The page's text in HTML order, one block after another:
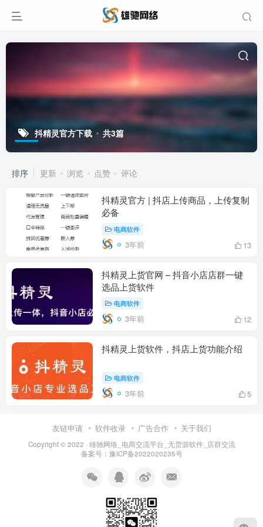
抖精灵官方下载 共3篇
排序 更新 浏览 点赞 评论
抖精灵官方 | 抖店上传商品，上传复制
必备
电商软件
3年前 13
抖精灵上货官网 – 抖音小店店群一键
选品上货软件
电商软件
3年前 12
抖精灵上货软件，抖店上货功能介绍
电商软件
3年前 5
友链申请 软件收录 广告合作 关于我们
Copyright © 2022 · 雄驰网络_电商交流平台_无货源软件_店群交流
备案号： 豫ICP备2022020235号